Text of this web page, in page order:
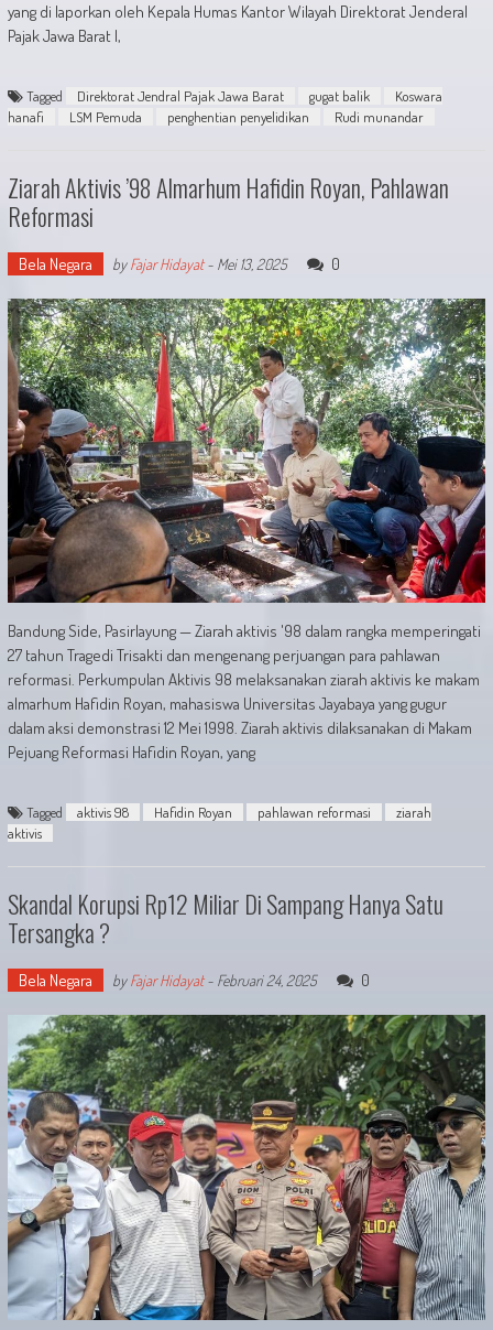
yang di laporkan oleh Kepala Humas Kantor Wilayah Direktorat Jenderal
Pajak Jawa Barat I,
Tagged Direktorat Jendral Pajak Jawa Barat gugat balik
Koswara
hanafi
LSM Pemuda penghentian penyelidikan Rudi munandar
Ziarah Aktivis ’98 Almarhum Hafidin Royan, Pahlawan
Reformasi
Bela Negara byFajar Hidayat- Mei 13, 2025 0
Bandung Side, Pasirlayung — Ziarah aktivis '98 dalam rangka memperingati
27 tahun Tragedi Trisakti dan mengenang perjuangan para pahlawan
reformasi. Perkumpulan Aktivis 98 melaksanakan ziarah aktivis ke makam
almarhum Hafidin Royan, mahasiswa Universitas Jayabaya yang gugur
dalam aksi demonstrasi 12 Mei 1998. Ziarah aktivis dilaksanakan di Makam
Pejuang Reformasi Hafidin Royan, yang
Tagged aktivis 98 Hafidin Royan pahlawan reformasi
ziarah
aktivis
Skandal Korupsi Rp12 Miliar Di Sampang Hanya Satu
Tersangka ?
Bela Negara byFajar Hidayat- Februari 24, 2025 0